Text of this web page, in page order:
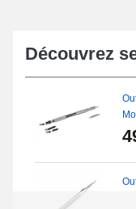
Découvrez